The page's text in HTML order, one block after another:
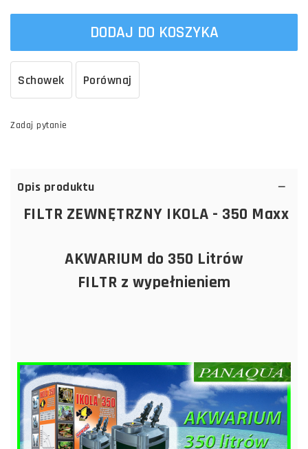
DODAJ DO KOSZYKA
Schowek Porównaj
Zadaj pytanie
Opis produktu
FILTR ZEWNĘTRZNY IKOLA - 350 Maxx
AKWARIUM do 350 Litrów
FILTR z wypełnieniem